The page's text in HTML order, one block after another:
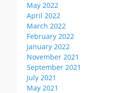
May 2022
April 2022
March 2022
February 2022
January 2022
November 2021
September 2021
July 2021
May 2021